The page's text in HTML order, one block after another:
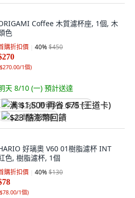
Coffee 木質濾杯座, 1個, 木
色
購折扣價 40%$450
$270.00/1個)
天 8/10 (一) 預計送達
满 $1,500 再省 $75 (王道卡)
$23 酷澎幣回饋
好璃奧 V60 01樹脂濾杯 INT
色, 樹脂濾杯, 1個
購折扣價 40%$130
$78.00/1個)